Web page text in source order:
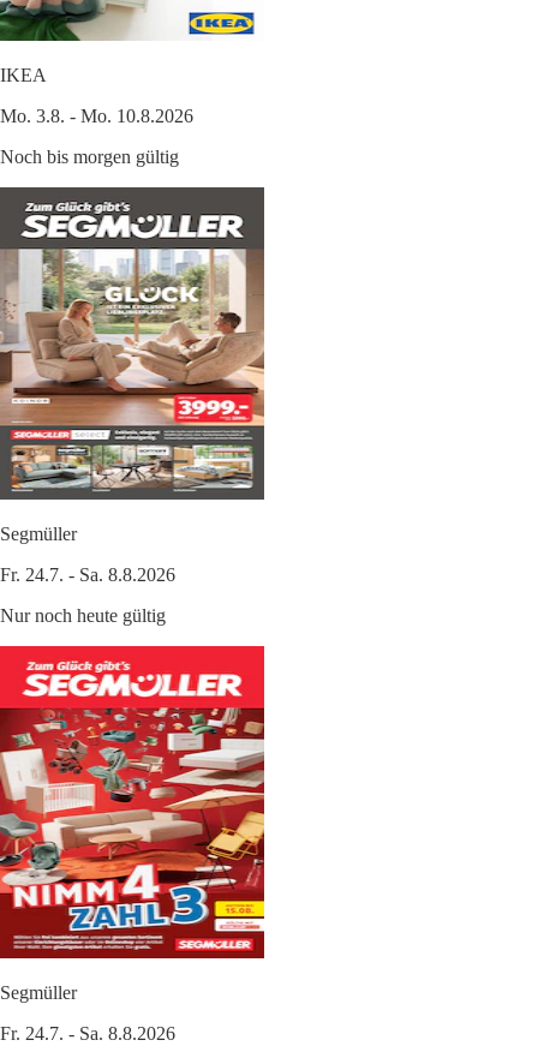
IKEA
Mo. 3.8. - Mo. 10.8.2026
Noch bis morgen gültig
Segmüller
Fr. 24.7. - Sa. 8.8.2026
Nur noch heute gültig
Segmüller
Fr. 24.7. - Sa. 8.8.2026